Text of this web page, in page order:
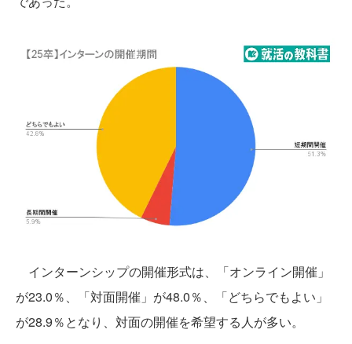
インターンシップの開催形式は、「オンライン開催」
が23.0％、「対面開催」が48.0％、「どちらでもよい」
が28.9％となり、対面の開催を希望する人が多い。